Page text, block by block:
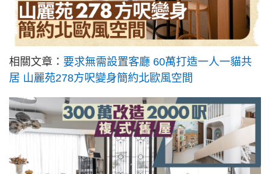
相關文章： 要求無需設置客廳 60萬打造一人一貓共
居 山麗苑278方呎變身簡約北歐風空間